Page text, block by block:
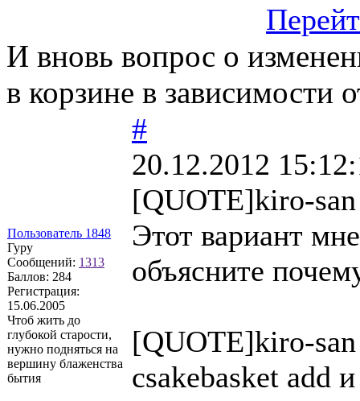
И вновь вопрос о
в корзине в зависимости
Пользователь 1848
Гуру
Сообщений: 1313
Баллов: 284
Регистрация:
15.06.2005
Чтоб жить до
глубокой старости,
нужно подняться на
вершину блаженства
бытия
#
20.12.2012
[QUOTE]kiro-
Этот вариант
объясните
[QUOTE]kiro-
csakebasket add